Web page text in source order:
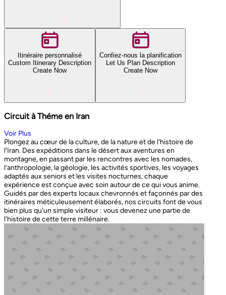
Itinéraire personnalisé
Custom Itinerary Description
Create Now
Confiez-nous la planification
Let Us Plan Description
Create Now
Circuit à Théme en Iran
Voir Plus
Plongez au cœur de la culture, de la nature et de l'histoire de
l'Iran. Des expéditions dans le désert aux aventures en
montagne, en passant par les rencontres avec les nomades,
l'anthropologie, la géologie, les activités sportives, les voyages
adaptés aux seniors et les visites nocturnes, chaque
expérience est conçue avec soin autour de ce qui vous anime.
Guidés par des experts locaux chevronnés et façonnés par des
itinéraires méticuleusement élaborés, nos circuits font de vous
bien plus qu'un simple visiteur : vous devenez une partie de
l'histoire de cette terre millénaire.